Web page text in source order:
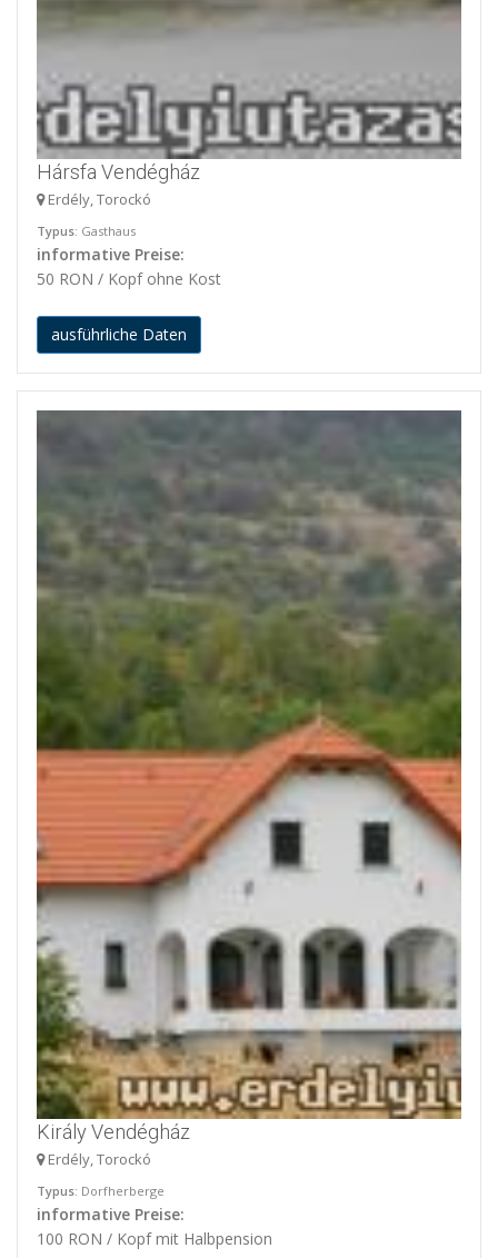
Hársfa Vendégház
Erdély, Torockó
Typus: Gasthaus
informative Preise:
50 RON / Kopf ohne Kost
ausführliche Daten
Király Vendégház
Erdély, Torockó
Typus: Dorfherberge
informative Preise:
100 RON / Kopf mit Halbpension